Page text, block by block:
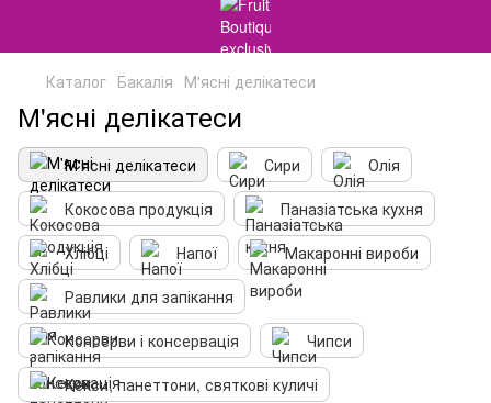
Каталог Бакалія М'ясні делікатеси
М'ясні делікатеси
М'ясні делікатеси Сири
Олія
Кокосова продукція
Паназіатська кухня
Хлібці
Напої
Макаронні вироби
Равлики для запікання
Консерви і консервація
Чипси
Кекси, панеттони, святкові куличі